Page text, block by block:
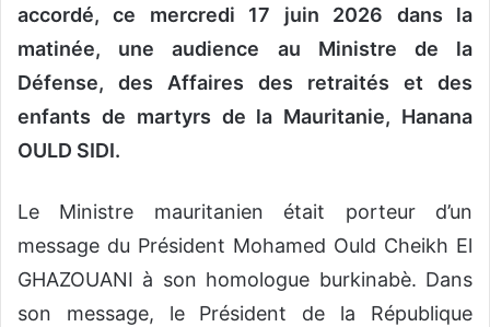
accordé, ce mercredi 17 juin 2026 dans la
matinée, une audience au Ministre de la
Défense, des Affaires des retraités et des
enfants de martyrs de la Mauritanie, Hanana
OULD SIDI.
Le Ministre mauritanien était porteur d’un
message du Président Mohamed Ould Cheikh El
GHAZOUANI à son homologue burkinabè. Dans
son message, le Président de la République